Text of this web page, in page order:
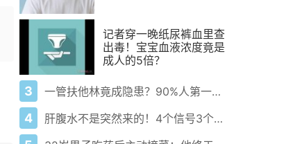
记者穿一晚纸尿裤血里查
出毒！宝宝血液浓度竟是
成人的5倍？
3 一管扶他林竟成隐患？90%人第一步就错了！
4 肝腹水不是突然来的！4个信号3个管理要点别等肚子鼓起来